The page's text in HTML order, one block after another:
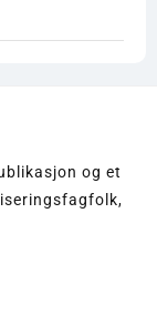
og et